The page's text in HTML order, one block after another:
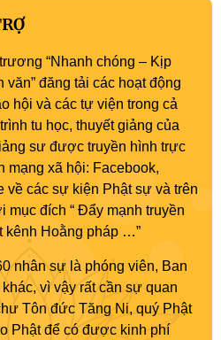
“Nhanh chóng – Kịp
đăng tải các hoạt động
hội và các tự viện trong cả
tu học, thuyết giảng của
sư được truyền hình trực
mạng xã hội: Facebook,
về các sự kiện Phật sự và trên
mục đích “ Đẩy mạnh truyền
kênh Hoằng pháp …”
nhân sự là phóng viên, Ban
vì vậy rất cần sự quan
Tôn đức Tăng Ni, quý Phật
Phật để có được kinh phí